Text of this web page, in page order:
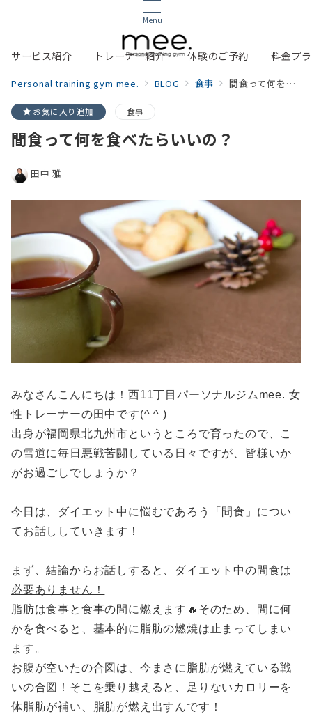
Menu
サービス紹介 トレーナー紹介 体験のご予約 料金プ
Personal training gym mee. BLOG 食事 間食って何を食べたらいいの？
お気に入り追加 食事
間食って何を食べたらいいの？
田中 雅
みなさんこんにちは！西11丁目パーソナルジムmee. 女
性トレーナーの田中です(^ ^ )
出身が福岡県北九州市というところで育ったので、こ
の雪道に毎日悪戦苦闘している日々ですが、皆様いか
がお過ごしでしょうか？
今日は、ダイエット中に悩むであろう「間食」につい
てお話ししていきます！
まず、結論からお話しすると、ダイエット中の間食は
必要ありません！
脂肪は食事と食事の間に燃えます🔥そのため、間に何
かを食べると、基本的に脂肪の燃焼は止まってしまい
ます。
お腹が空いたの合図は、今まさに脂肪が燃えている戦
いの合図！そこを乗り越えると、足りないカロリーを
体脂肪が補い、脂肪が燃え出すんです！